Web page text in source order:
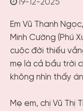
19-12-2025
Em Vũ Thanh
Minh Cường (Phú
cuộc đời thiếu
mẹ là cả bầu trời
không nhìn thấy
Mẹ em, chị Vũ Thị